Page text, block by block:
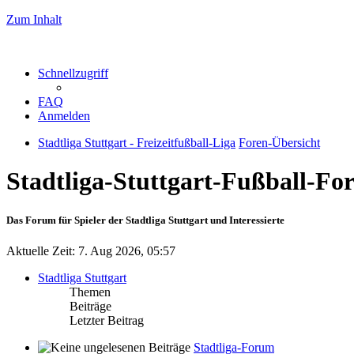
Zum Inhalt
Schnellzugriff
FAQ
Anmelden
Stadtliga Stuttgart - Freizeitfußball-Liga Foren-Übersicht
Stadtliga-Stuttgart-Fußball-
Das Forum für Spieler der Stadtliga Stuttgart und Interessierte
Aktuelle Zeit: 7. Aug 2026, 05:57
Stadtliga Stuttgart
Themen
Beiträge
Letzter Beitrag
Stadtliga-Forum